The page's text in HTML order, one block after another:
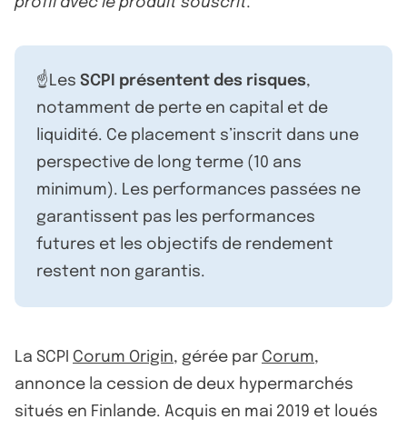
☝️Les SCPI présentent des risques,
notamment de perte en capital et de
liquidité. Ce placement s’inscrit dans une
perspective de long terme (10 ans
minimum). Les performances passées ne
garantissent pas les performances
futures et les objectifs de rendement
restent non garantis.
La SCPI Corum Origin, gérée par Corum,
annonce la cession de deux hypermarchés
situés en Finlande. Acquis en mai 2019 et loués